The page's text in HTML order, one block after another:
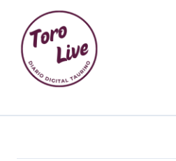
contenido